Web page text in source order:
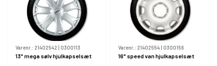
Varenr.: 21402542 | 0300113
13" mega sølv hjulkapselsæt
Varenr.: 21402554| 0300156
16" speed van hjulkapselsæt